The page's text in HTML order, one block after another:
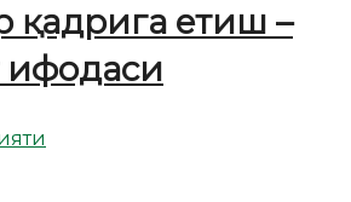
қадрига етиш –